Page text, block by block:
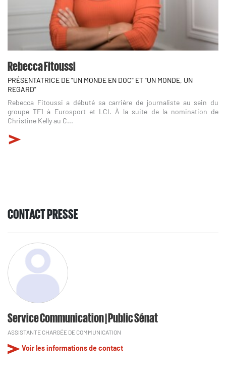
Rebecca Fitoussi
PRÉSENTATRICE DE "UN MONDE EN DOC" ET "UN MONDE, UN
REGARD"
Rebecca Fitoussi a débuté sa carrière de journaliste au sein du
groupe TF1 à Eurosport et LCI. À la suite de la nomination de
Christine Kelly au C...
CONTACT PRESSE
Service Communication | Public Sénat
ASSISTANTE CHARGÉE DE COMMUNICATION
Voir les informations de contact